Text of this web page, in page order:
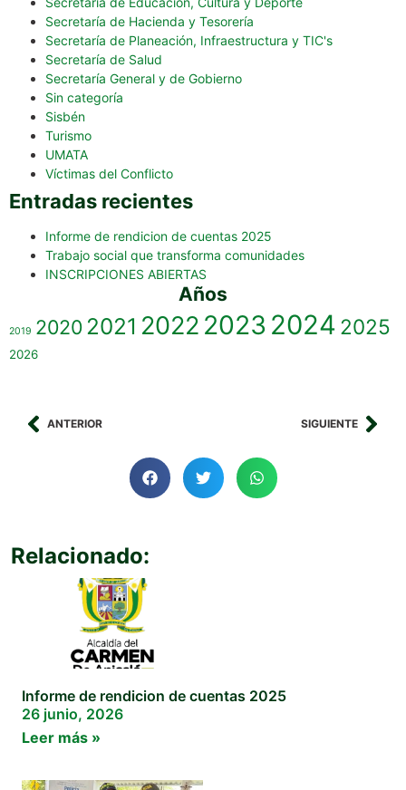
Secretaría de Hacienda y Tesorería
Secretaría de Planeación, Infraestructura y TIC's
Secretaría de Salud
Secretaría General y de Gobierno
Sin categoría
Sisbén
Turismo
UMATA
Víctimas del Conflicto
Entradas recientes
Informe de rendicion de cuentas 2025
Trabajo social que transforma comunidades
INSCRIPCIONES ABIERTAS
Años
2019 20202021 2022 2023 2024 2025
2026
ANTERIOR SIGUIENTE
Relacionado:
Informe de rendicion de cuentas 2025
26 junio, 2026
Leer más »